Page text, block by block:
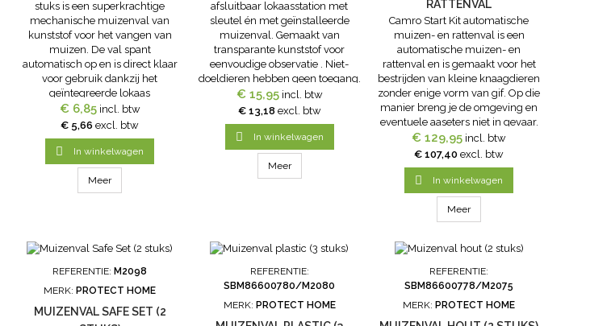
stuks is een superkrachtige
mechanische muizenval van
kunststof voor het vangen van
muizen. De val spant
automatisch op en is direct klaar
voor gebruik dankzij het
geïntegreerde lokaas
(pindakaas).Voor monitoring.
€ 6,85 incl. btw
€ 5,66 excl. btw
 In winkelwagen
Meer
afsluitbaar lokaasstation met
sleutel én met geïnstalleerde
muizenval. Gemaakt van
transparante kunststof voor
eenvoudige observatie . Niet-
doeldieren hebben geen toegang.
Geschikt voor zowel chemische
als niet chemische bestrijding.
Fysische werking.
€ 15,95 incl. btw
€ 13,18 excl. btw
 In winkelwagen
Meer
RATTENVAL
Camro Start Kit automatische
muizen- en rattenval is een
automatische muizen- en
rattenval en is gemaakt voor het
bestrijden van kleine knaagdieren
zonder enige vorm van gif. Op die
manier breng je de omgeving en
eventuele aaseters niet in gevaar.
Ratten en muizen worden dankzij
het aanwezige lokaas in de val
gelokt waar ze een trigger
activeren. Onder...
€ 129,95 incl. btw
€ 107,40 excl. btw
 In winkelwagen
Meer
REFERENTIE: M2098
MERK: PROTECT HOME
MUIZENVAL SAFE SET (2
REFERENTIE:
SBM86600780/M2080
MERK: PROTECT HOME
REFERENTIE:
SBM86600778/M2075
MERK: PROTECT HOME